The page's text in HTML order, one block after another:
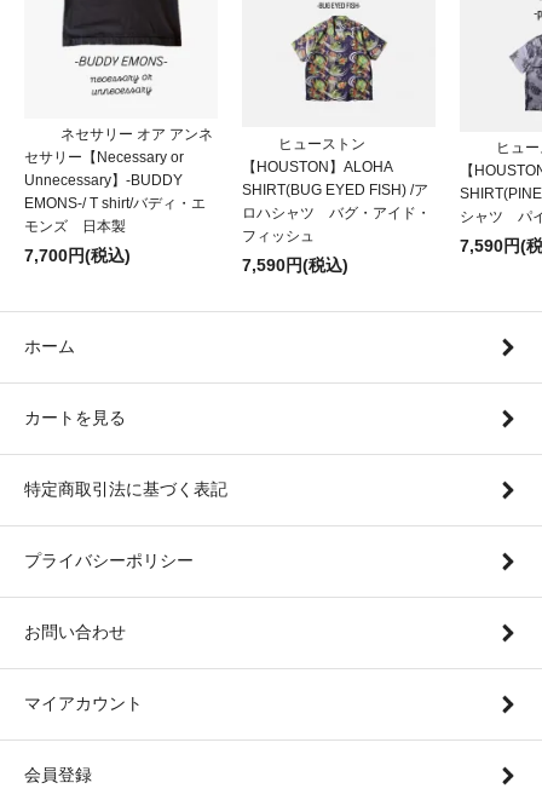
ネセサリー オア アンネ
セサリー【Necessary or
Unnecessary】-BUDDY
EMONS-/ T shirt/バディ・エ
モンズ 日本製
7,700円(税込)
ヒューストン
【HOUSTON】ALOHA
SHIRT(BUG EYED FISH) /ア
ロハシャツ バグ・アイド・
フィッシュ
7,590円(税込)
ヒュ
【
シャツ パ
7,590円(
ホーム
カートを見る
特定商取引法に基づく表記
プライバシーポリシー
お問い合わせ
マイアカウント
会員登録